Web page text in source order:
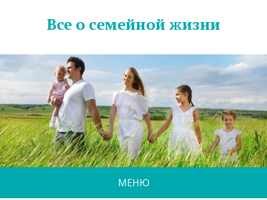
Все о семейной жизни
МЕНЮ